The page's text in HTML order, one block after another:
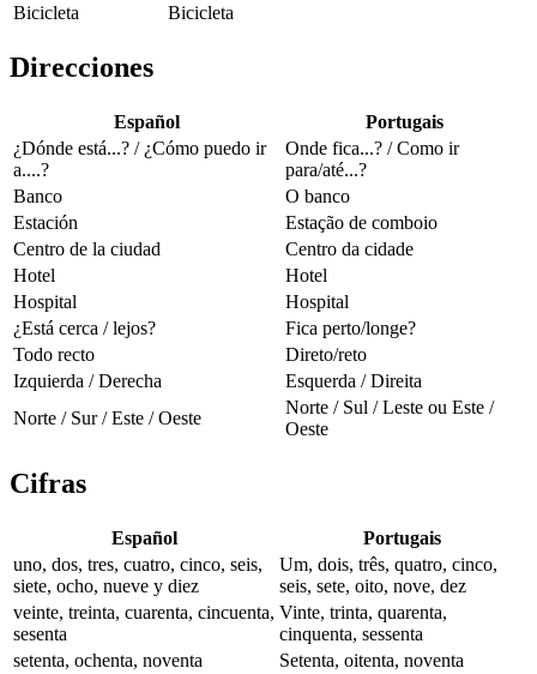
Bicicleta
Bicicleta
Direcciones
Español
Portugais
¿Dónde está...? / ¿Cómo puedo ir
a....?
Onde fica...? / Como ir
para/até...?
Banco
O banco
Estación
Estação de comboio
Centro de la ciudad
Centro da cidade
Hotel
Hotel
Hospital
Hospital
¿Está cerca / lejos?
Fica perto/longe?
Todo recto
Direto/reto
Izquierda / Derecha
Esquerda / Direita
Norte / Sur / Este / Oeste
Norte / Sul / Leste ou Este /
Oeste
Cifras
Español
Portugais
uno, dos, tres, cuatro, cinco, seis,
siete, ocho, nueve y diez
Um, dois, três, quatro, cinco,
seis, sete, oito, nove, dez
veinte, treinta, cuarenta, cincuenta,
sesenta
Vinte, trinta, quarenta,
cinquenta, sessenta
setenta, ochenta, noventa
Setenta, oitenta, noventa